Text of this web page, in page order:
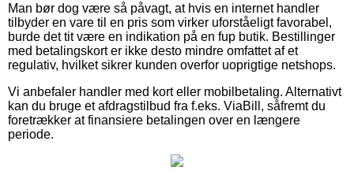
Man bør dog være så påvagt, at hvis en internet handler
tilbyder en vare til en pris som virker uforståeligt favorabel,
burde det tit være en indikation på en fup butik. Bestillinger
med betalingskort er ikke desto mindre omfattet af et
regulativ, hvilket sikrer kunden overfor uoprigtige netshops.
Vi anbefaler handler med kort eller mobilbetaling. Alternativt
kan du bruge et afdragstilbud fra f.eks. ViaBill, såfremt du
foretrækker at finansiere betalingen over en længere
periode.